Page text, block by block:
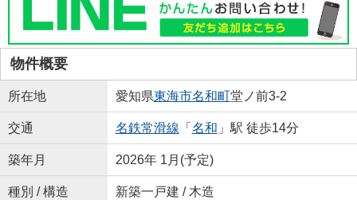
物件概要
所在地 愛知県東海市名和町堂ノ前3-2
交通 名鉄常滑線 「 名和 」駅 徒歩14分
築年月 2026年 1月(予定)
種別 / 構造 新築一戸建 / 木造